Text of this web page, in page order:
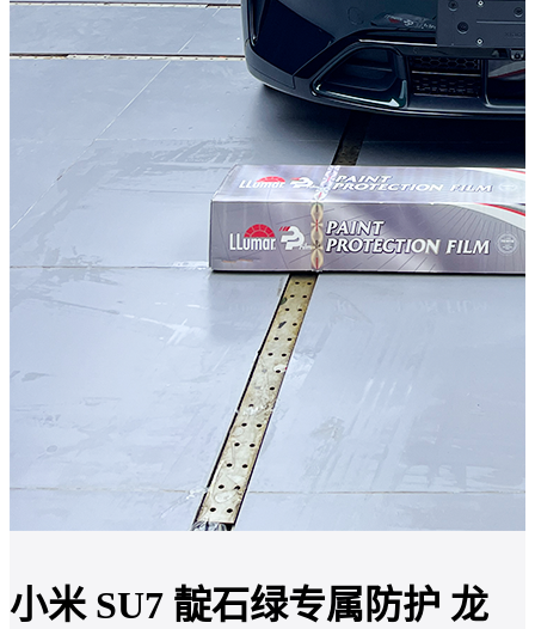
小米 SU7 靛石绿专属防护 龙